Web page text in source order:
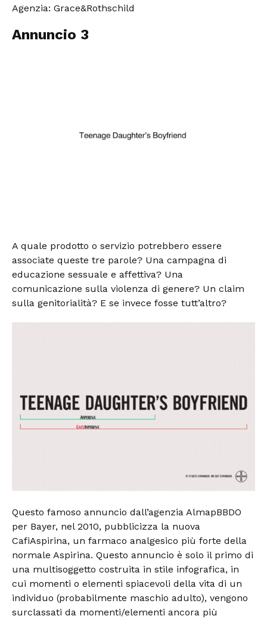
Agenzia: Grace&Rothschild
Annuncio 3
A quale prodotto o servizio potrebbero essere
associate queste tre parole? Una campagna di
educazione sessuale e affettiva? Una
comunicazione sulla violenza di genere? Un claim
sulla genitorialità? E se invece fosse tutt’altro?
Questo famoso annuncio dall’agenzia AlmapBBDO
per Bayer, nel 2010, pubblicizza la nuova
CafiAspirina, un farmaco analgesico più forte della
normale Aspirina. Questo annuncio è solo il primo di
una multisoggetto costruita in stile infografica, in
cui momenti o elementi spiacevoli della vita di un
individuo (probabilmente maschio adulto), vengono
surclassati da momenti/elementi ancora più